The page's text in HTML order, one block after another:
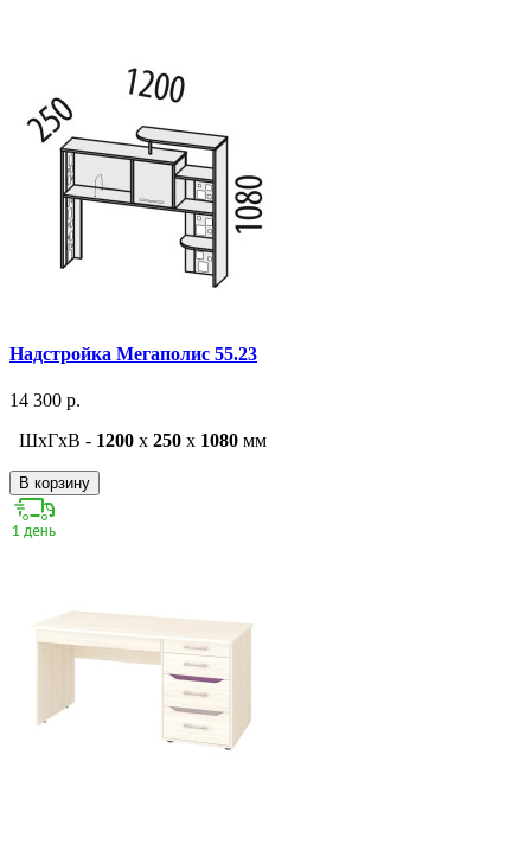
Надстройка Мегаполис 55.23
14 300 р.
ШxГxВ - 1200 x 250 x 1080 мм
В корзину